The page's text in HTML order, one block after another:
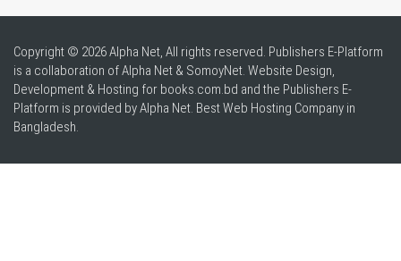
Copyright © 2026 Alpha Net, All rights reserved. Publishers E-Platform
is a collaboration of Alpha Net & SomoyNet. Website Design,
Development & Hosting for books.com.bd and the Publishers E-
Platform is provided by Alpha Net. BestWeb Hosting Company in
Bangladesh.